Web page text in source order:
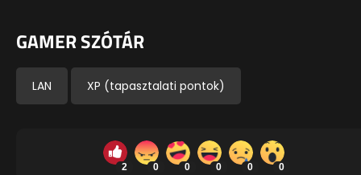
GAMER SZÓTÁR
LAN XP (tapasztalati pontok)
2 0 0 0 0 0